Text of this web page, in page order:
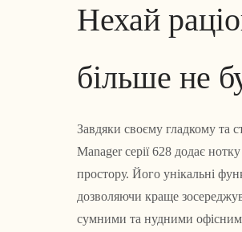
Нехай
більше не
Завдяки своєму гладкому та
Manager серії 628 додає
простору. Його унікальні
дозволяючи краще
сумними та нудними